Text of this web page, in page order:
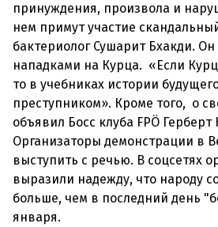
принуждения, произвола и
нем примут участие
бактериолог Сушарит Бхакди.
нападками на Курца. «Если
то в учебниках истории
преступником». Кроме того, о
объявил Босс клуба FPÖ Герберт
Организаторы демонстрации в
выступить с речью. В соцсетях
выразили надежду, что народу
больше, чем в последний день